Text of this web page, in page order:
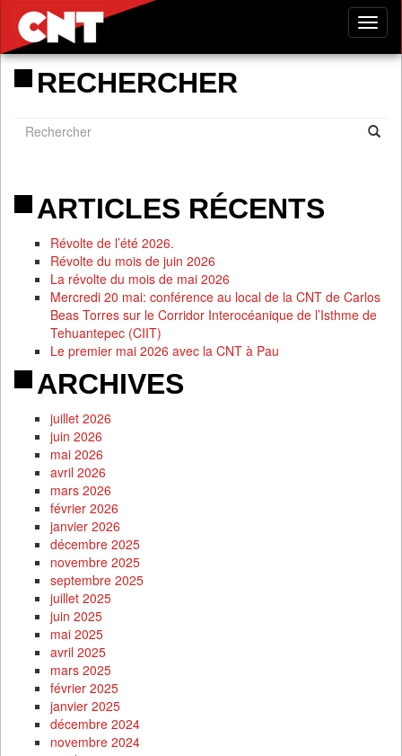
RECHERCHER
ARTICLES RÉCENTS
Révolte de l’été 2026.
Révolte du mois de juin 2026
La révolte du mois de mai 2026
Mercredi 20 mai: conférence au local de la CNT de Carlos
Beas Torres sur le Corridor Interocéanique de l’Isthme de
Tehuantepec (CIIT)
Le premier mai 2026 avec la CNT à Pau
ARCHIVES
juillet 2026
juin 2026
mai 2026
avril 2026
mars 2026
février 2026
janvier 2026
décembre 2025
novembre 2025
septembre 2025
juillet 2025
juin 2025
mai 2025
avril 2025
mars 2025
février 2025
janvier 2025
décembre 2024
novembre 2024